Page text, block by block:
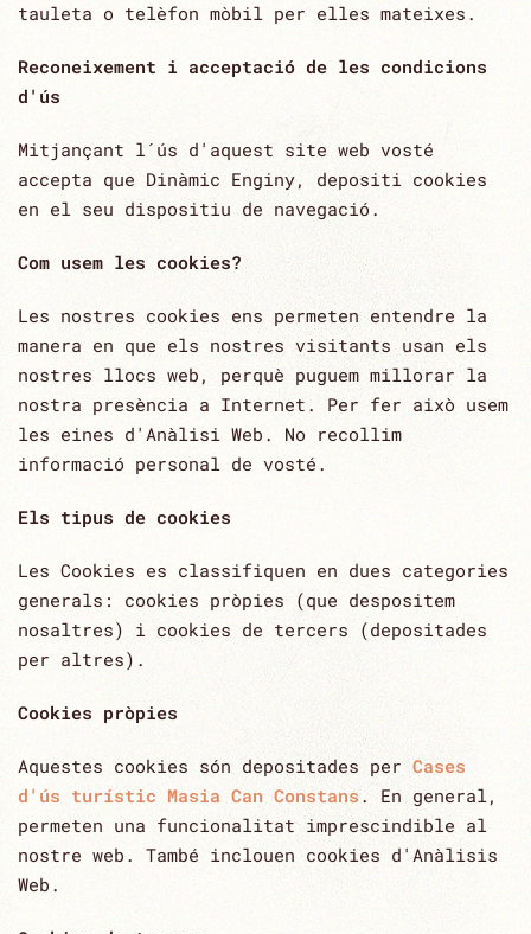
tauleta o telèfon mòbil per elles mateixes.
Reconeixement i acceptació de les condicions
d'ús
Mitjançant l´ús d'aquest site web vosté
accepta que Dinàmic Enginy, depositi cookies
en el seu dispositiu de navegació.
Com usem les cookies?
Les nostres cookies ens permeten entendre la
manera en que els nostres visitants usan els
nostres llocs web, perquè puguem millorar la
nostra presència a Internet. Per fer això usem
les eines d'Anàlisi Web. No recollim
informació personal de vosté.
Els tipus de cookies
Les Cookies es classifiquen en dues categories
generals: cookies pròpies (que despositem
nosaltres) i cookies de tercers (depositades
per altres).
Cookies pròpies
Aquestes cookies són depositades per Cases
d'ús turístic Masia Can Constans. En general,
permeten una funcionalitat imprescindible al
nostre web. També inclouen cookies d'Anàlisis
Web.